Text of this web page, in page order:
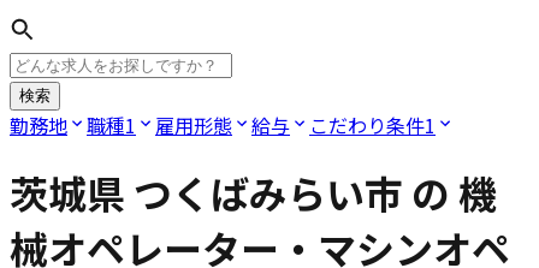
検索
勤務地 職種1 雇用形態 給与 こだわり条件1
茨城県 つくばみらい市 の機
械オペレーター・マシンオペ